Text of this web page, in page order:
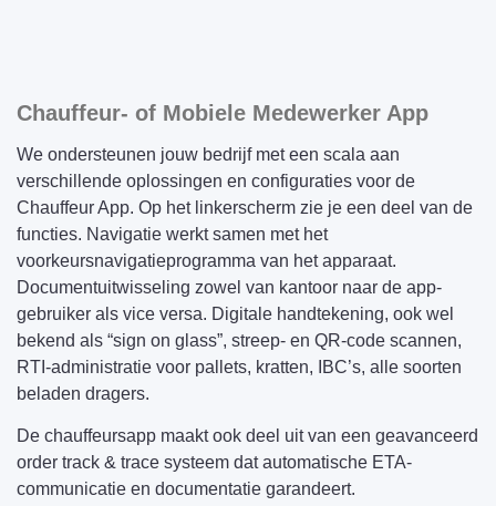
Chauffeur- of Mobiele Medewerker App
We ondersteunen jouw bedrijf met een scala aan
verschillende oplossingen en configuraties voor de
Chauffeur App. Op het linkerscherm zie je een deel van de
functies. Navigatie werkt samen met het
voorkeursnavigatieprogramma van het apparaat.
Documentuitwisseling zowel van kantoor naar de app-
gebruiker als vice versa. Digitale handtekening, ook wel
bekend als “sign on glass”, streep- en QR-code scannen,
RTI-administratie voor pallets, kratten, IBC’s, alle soorten
beladen dragers.
De chauffeursapp maakt ook deel uit van een geavanceerd
order track & trace systeem dat automatische ETA-
communicatie en documentatie garandeert.